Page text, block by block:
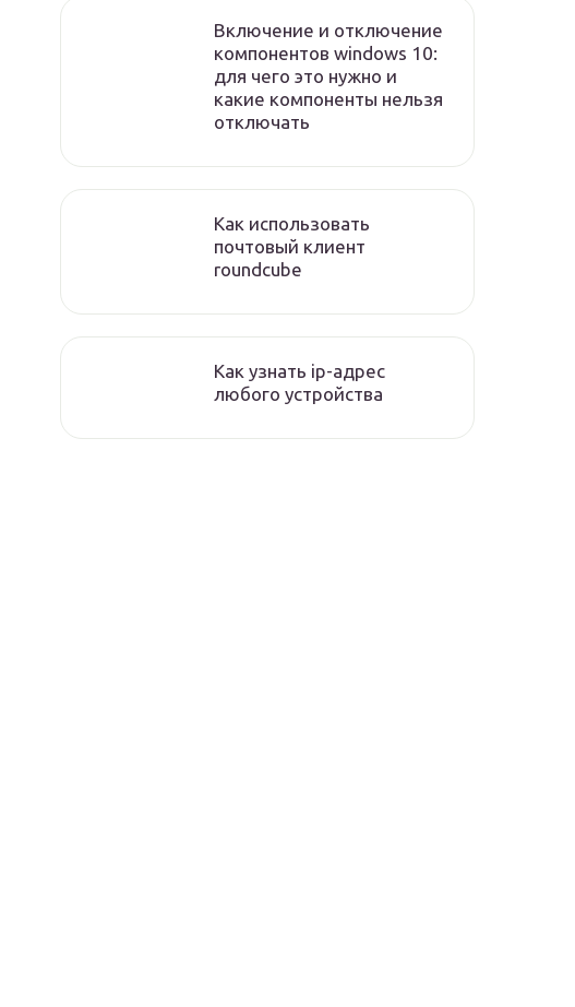
Включение и отключение
компонентов windows 10:
для чего это нужно и
какие компоненты нельзя
отключать
Как использовать
почтовый клиент
roundcube
Как узнать ip-адрес
любого устройства